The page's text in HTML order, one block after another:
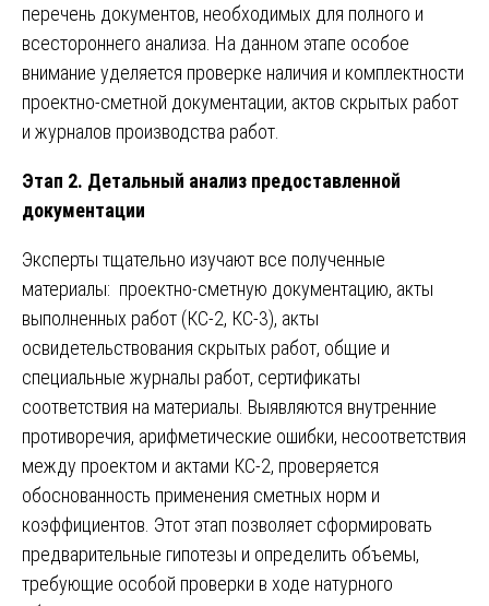
перечень документов, необходимых для полного и
всестороннего анализа. На данном этапе особое
внимание уделяется проверке наличия и комплектности
проектно-сметной документации, актов скрытых работ
и журналов производства работ.
Этап 2. Детальный анализ предоставленной
документации
Эксперты тщательно изучают все полученные
материалы: проектно-сметную документацию, акты
выполненных работ (КС-2, КС-3), акты
освидетельствования скрытых работ, общие и
специальные журналы работ, сертификаты
соответствия на материалы. Выявляются внутренние
противоречия, арифметические ошибки, несоответствия
между проектом и актами КС-2, проверяется
обоснованность применения сметных норм и
коэффициентов. Этот этап позволяет сформировать
предварительные гипотезы и определить объемы,
требующие особой проверки в ходе натурного